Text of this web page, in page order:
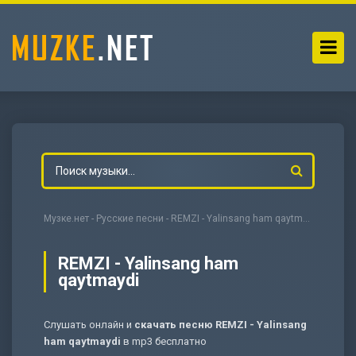
Музке.нет - Русские песни - REMZI - Yalinsang ham qaytmaydi
REMZI - Yalinsang ham
qaytmaydi
Слушать онлайн и скачать песню REMZI - Yalinsang
ham qaytmaydi в mp3 бесплатно